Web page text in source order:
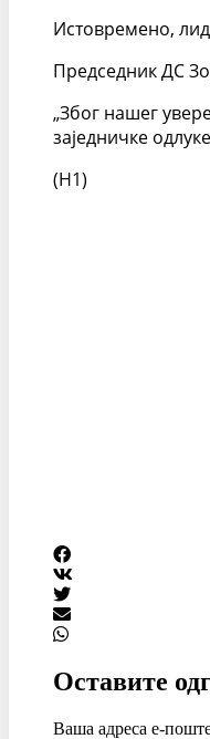
Истовремено,
Председник ДС
„Због нашег
заједничке
(Н1)
Оставите
Ваша адреса е-